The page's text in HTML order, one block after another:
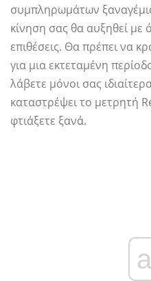
συμπληρωμάτων
κίνηση σας θα αυξηθεί με
επιθέσεις. Θα πρέπει να
για μια εκτεταμένη
λάβετε μόνοι σας
καταστρέψει το μετρητή
φτιάξετε ξανά.